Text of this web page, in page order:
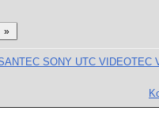
SONY UTC VIDEOTEC